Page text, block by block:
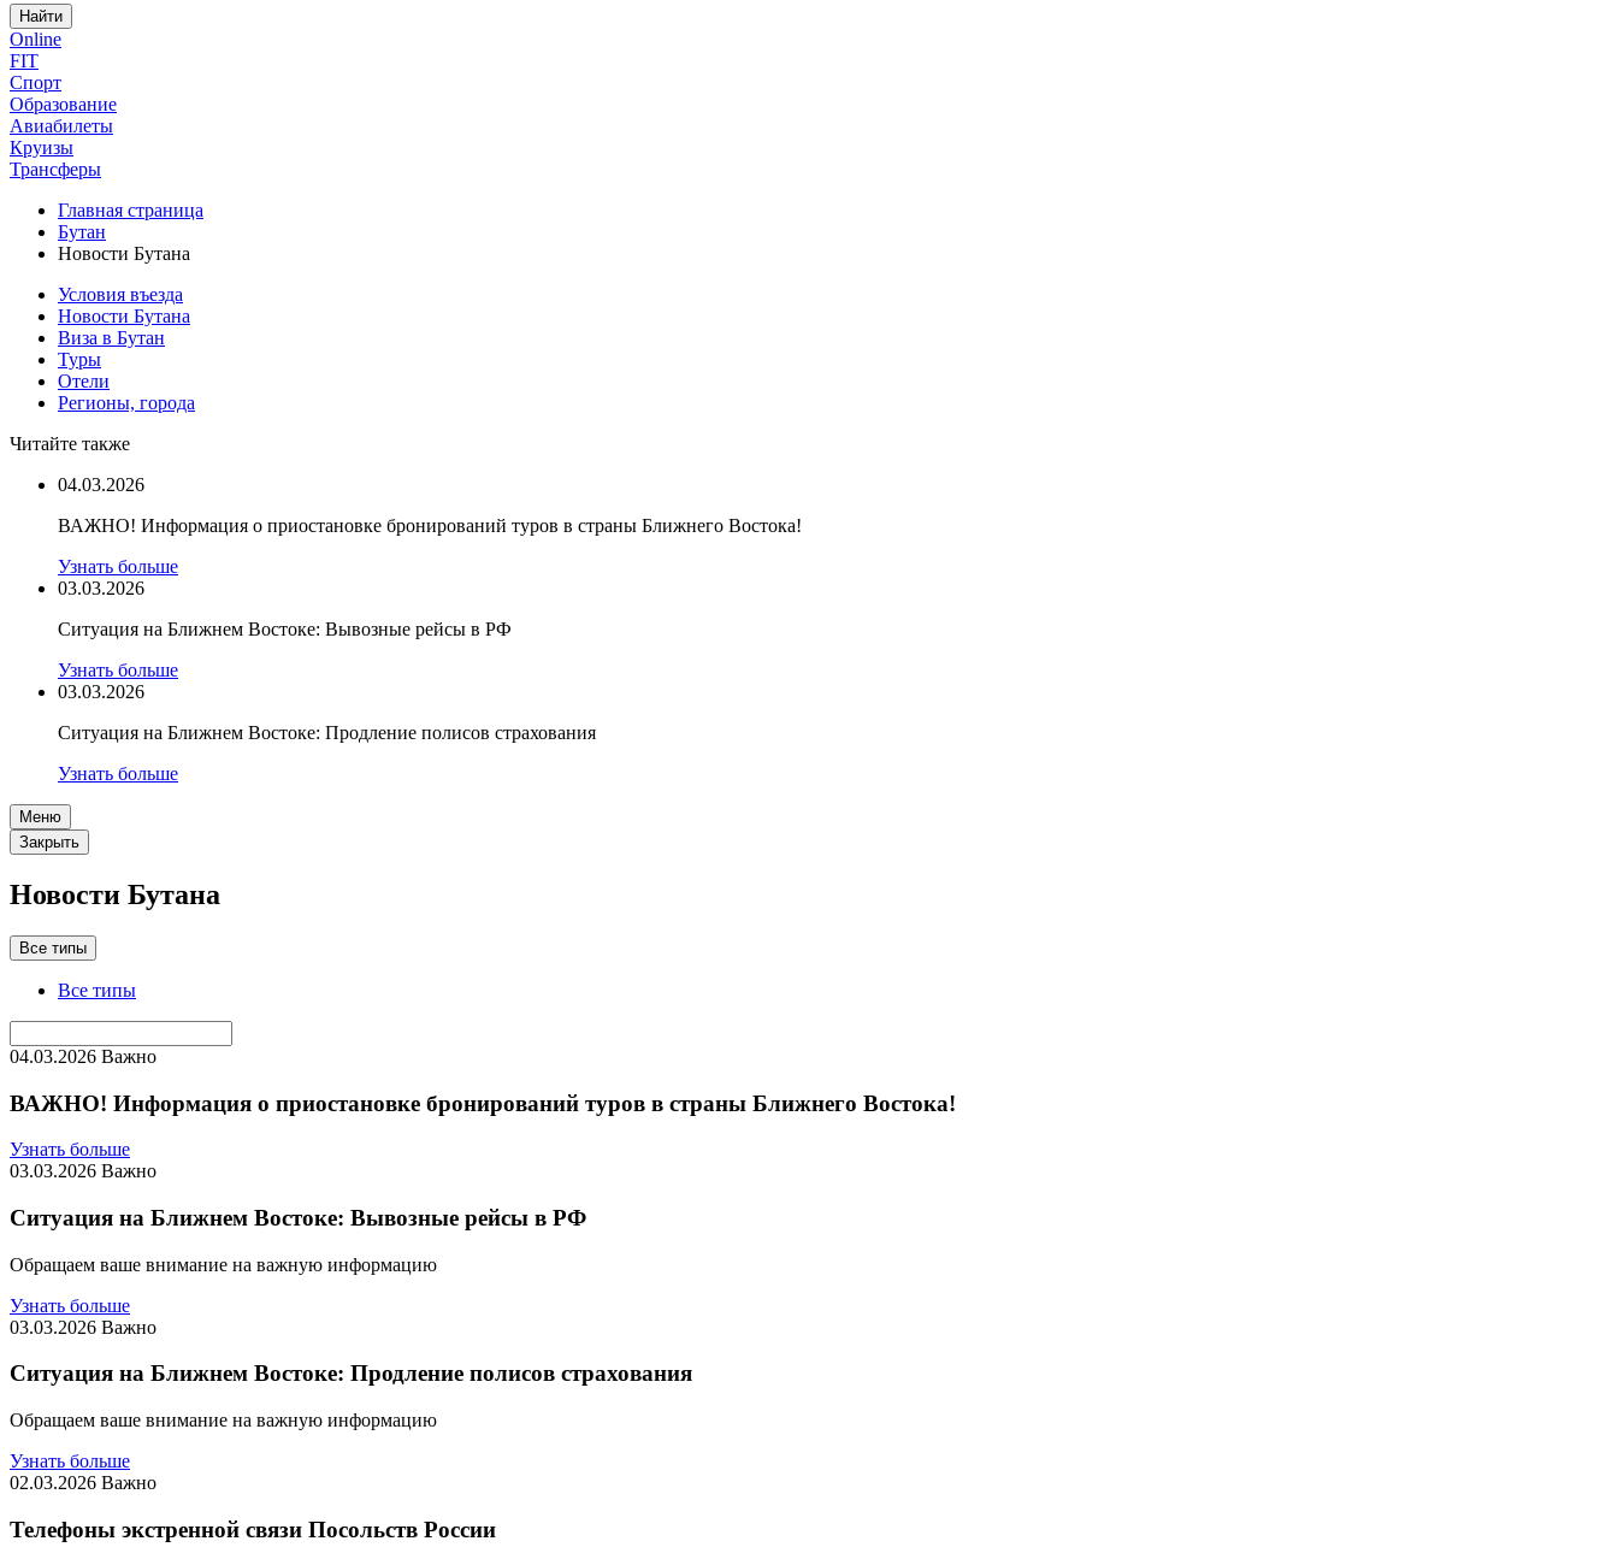
Найти
Online
FIT
Спорт
Образование
Авиабилеты
Круизы
Трансферы
Главная страница
Бутан
Новости Бутана
Условия въезда
Новости Бутана
Виза в Бутан
Туры
Отели
Регионы, города
Читайте также
04.03.2026
ВАЖНО! Информация о приостановке бронирований туров в страны Ближнего Востока!
Узнать больше
03.03.2026
Ситуация на Ближнем Востоке: Вывозные рейсы в РФ
Узнать больше
03.03.2026
Ситуация на Ближнем Востоке: Продление полисов страхования
Узнать больше
Меню
Закрыть
Новости Бутана
Все типы
Все типы
04.03.2026 Важно
ВАЖНО! Информация о приостановке бронирований туров в страны Ближнего Востока!
Узнать больше
03.03.2026 Важно
Ситуация на Ближнем Востоке: Вывозные рейсы в РФ
Обращаем ваше внимание на важную информацию
Узнать больше
03.03.2026 Важно
Ситуация на Ближнем Востоке: Продление полисов страхования
Обращаем ваше внимание на важную информацию
Узнать больше
02.03.2026 Важно
Телефоны экстренной связи Посольств России